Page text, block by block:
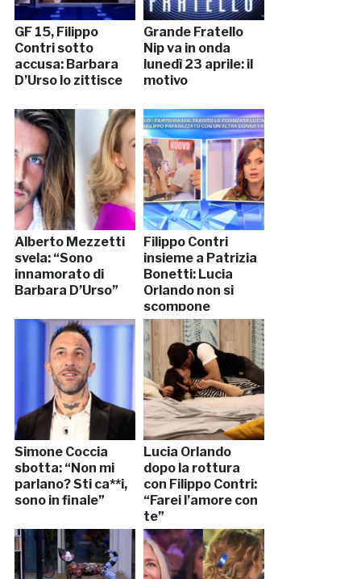
GF 15, Filippo
Contri sotto
accusa: Barbara
D’Urso lo zittisce
Grande Fratello
Nip va in onda
lunedì 23 aprile: il
motivo
Alberto Mezzetti
svela: “Sono
innamorato di
Barbara D’Urso”
Filippo Contri
insieme a Patrizia
Bonetti: Lucia
Orlando non si
scompone
Simone Coccia
sbotta: “Non mi
parlano? Sti ca**i,
sono in finale”
Lucia Orlando
dopo la rottura
con Filippo Contri:
“Farei l’amore con
te”